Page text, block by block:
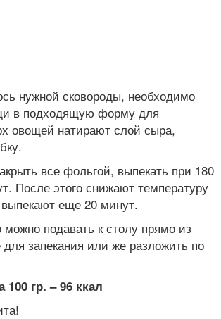
нужной сковороды, необходимо
в подходящую форму для
овощей натирают слой сыра,
все фольгой, выпекать при 180
После этого снижают температуру
еще 20 минут.
подавать к столу прямо из
запекания или же разложить по
100 гр. – 96 ккал